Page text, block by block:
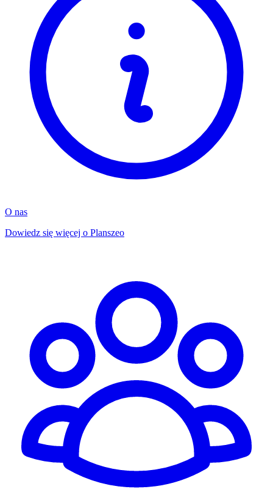
O nas
Dowiedz się więcej o Planszeo